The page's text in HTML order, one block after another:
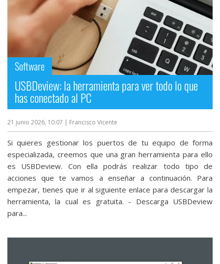
Software
USBDeview: la herramienta para ver todo lo que
has conectado al PC
21 junio 2026, 10:07 | Francisco Vicente
Si quieres gestionar los puertos de tu equipo de forma
especializada, creemos que una gran herramienta para ello
es USBDeview. Con ella podrás realizar todo tipo de
acciones que te vamos a enseñar a continuación. Para
empezar, tienes que ir al siguiente enlace para descargar la
herramienta, la cual es gratuita. - Descarga USBDeview
para...